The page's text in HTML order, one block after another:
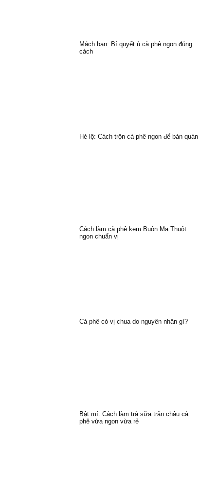
Mách bạn: Bí quyết ủ cà phê ngon đúng
cách
Hé lộ: Cách trộn cà phê ngon để bán quán
Cách làm cà phê kem Buôn Ma Thuột
ngon chuẩn vị
Cà phê có vị chua do nguyên nhân gì?
Bật mí: Cách làm trà sữa trân châu cà
phê vừa ngon vừa rẻ